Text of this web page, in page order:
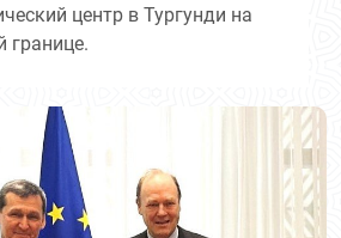
центр в Тургунди на
границе.